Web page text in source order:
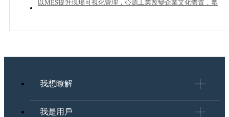
以MES提升現場可視化管理，心源工業改變企業文化體質，塑
我想瞭解
我是用戶